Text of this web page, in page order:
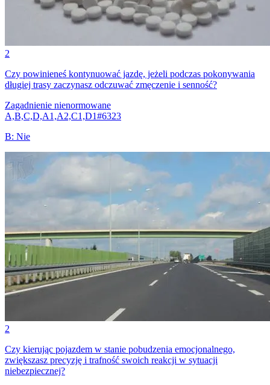
2
Czy powinieneś kontynuować jazdę, jeżeli podczas pokonywania
długiej trasy zaczynasz odczuwać zmęczenie i senność?
Zagadnienie nienormowane
A,B,C,D,A1,A2,C1,D1#6323
B: Nie
2
Czy kierując pojazdem w stanie pobudzenia emocjonalnego,
zwiększasz precyzję i trafność swoich reakcji w sytuacji
niebezpiecznej?